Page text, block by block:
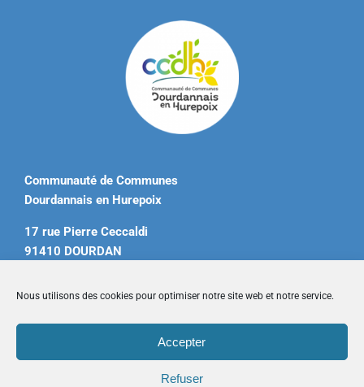
Nous utilisons des cookies pour optimiser notre site web et notre service.
Accepter
Refuser
Communauté de Communes
Dourdannais en Hurepoix
17 rue Pierre Ceccaldi
91410 DOURDAN
contact@ccdourdannais.com
Accueil|Plan du site|Mentions légales|Contactez-nous